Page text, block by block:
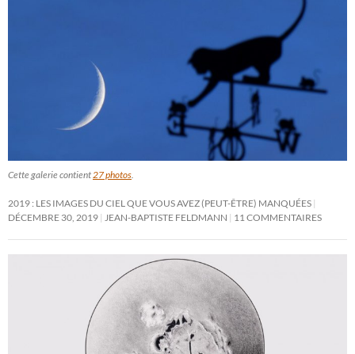
Cette galerie contient 27 photos
2019 : LES IMAGES DU CIEL QUE VOUS AVEZ (PEUT-ÊTRE) MANQUÉES
DÉCEMBRE 30, 2019
JEAN-BAPTISTE FELDMANN 11 COMMENTAIRES